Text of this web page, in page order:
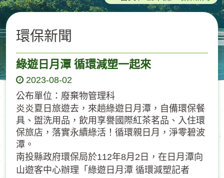
環保新聞
綠遊日月潭 循環減塑一起來
2023-08-02
公布單位：廢棄物管理科
炎炎夏日旅遊去，來趟綠遊日月潭，自備環保餐
具、盥洗用品，飲用享譽國際紅茶茗品、入住環
保旅店，落實永續綠活！循環親日月，淨零碧波
潭。
南投縣政府環保局於112年8月2日，在日月潭向
山遊客中心辦理「綠遊日月潭 循環減塑記者